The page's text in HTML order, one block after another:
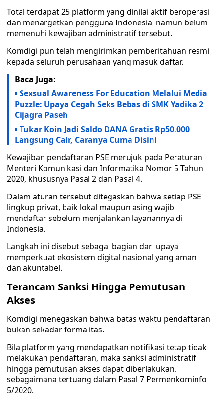
Total terdapat 25 platform yang dinilai aktif beroperasi
dan menargetkan pengguna Indonesia, namun belum
memenuhi kewajiban administratif tersebut.
Komdigi pun telah mengirimkan pemberitahuan resmi
kepada seluruh perusahaan yang masuk daftar.
Baca Juga:
Sexsual Awareness For Education Melalui Media
Puzzle: Upaya Cegah Seks Bebas di SMK Yadika 2
Cijagra Paseh
Tukar Koin Jadi Saldo DANA Gratis Rp50.000
Langsung Cair, Caranya Cuma Disini
Kewajiban pendaftaran PSE merujuk pada Peraturan
Menteri Komunikasi dan Informatika Nomor 5 Tahun
2020, khususnya Pasal 2 dan Pasal 4.
Dalam aturan tersebut ditegaskan bahwa setiap PSE
lingkup privat, baik lokal maupun asing wajib
mendaftar sebelum menjalankan layanannya di
Indonesia.
Langkah ini disebut sebagai bagian dari upaya
memperkuat ekosistem digital nasional yang aman
dan akuntabel.
Terancam Sanksi Hingga Pemutusan
Akses
Komdigi menegaskan bahwa batas waktu pendaftaran
bukan sekadar formalitas.
Bila platform yang mendapatkan notifikasi tetap tidak
melakukan pendaftaran, maka sanksi administratif
hingga pemutusan akses dapat diberlakukan,
sebagaimana tertuang dalam Pasal 7 Permenkominfo
5/2020.